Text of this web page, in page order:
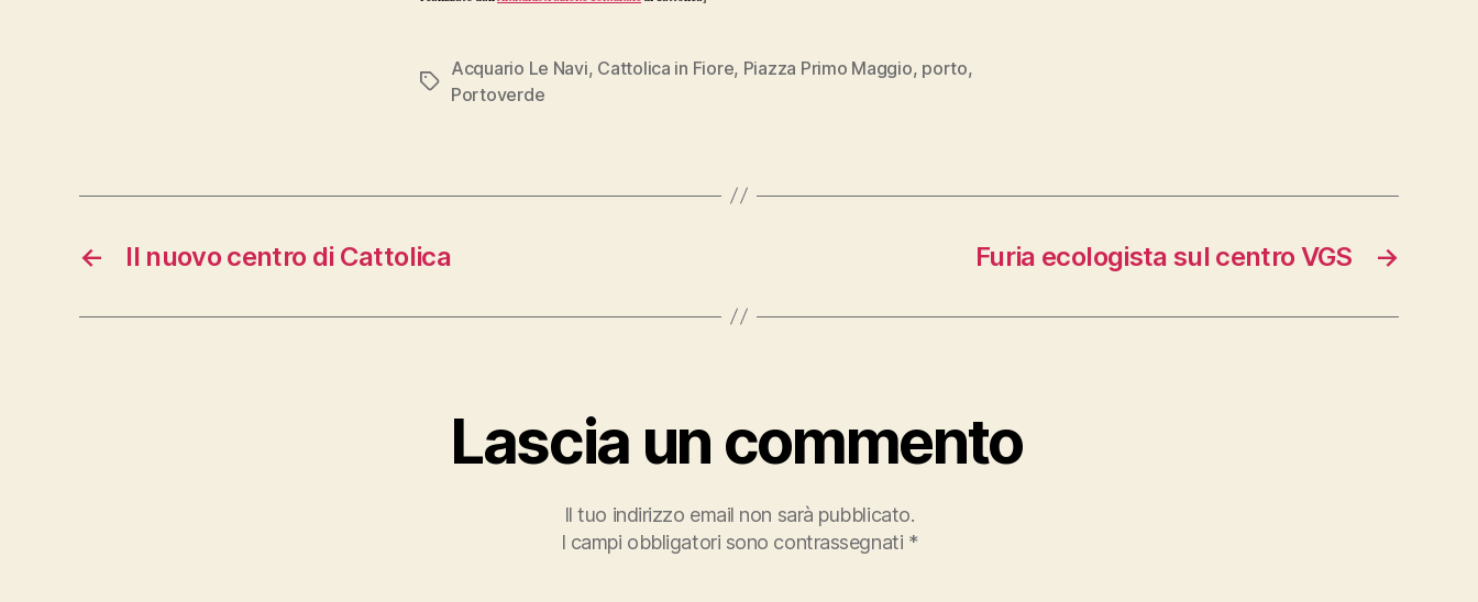
Tag
Acquario Le Navi, Cattolica in Fiore, Piazza Primo Maggio, porto,
Portoverde
← Il nuovo centro di Cattolica →
Furia ecologista sul centro VGS
Lascia un commento
Il tuo indirizzo email non sarà pubblicato.
I campi obbligatori sono contrassegnati *